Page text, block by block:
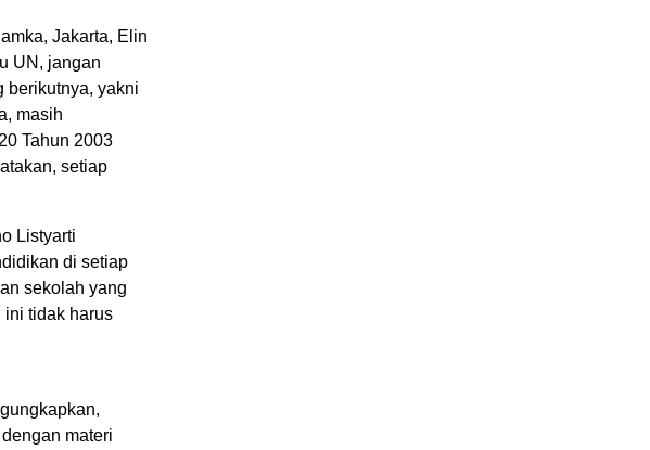
Jakarta, Elin
UN, jangan
berikutnya, yakni
masih
Tahun 2003
setiap
Listyarti
di setiap
sekolah yang
ini tidak harus
materi